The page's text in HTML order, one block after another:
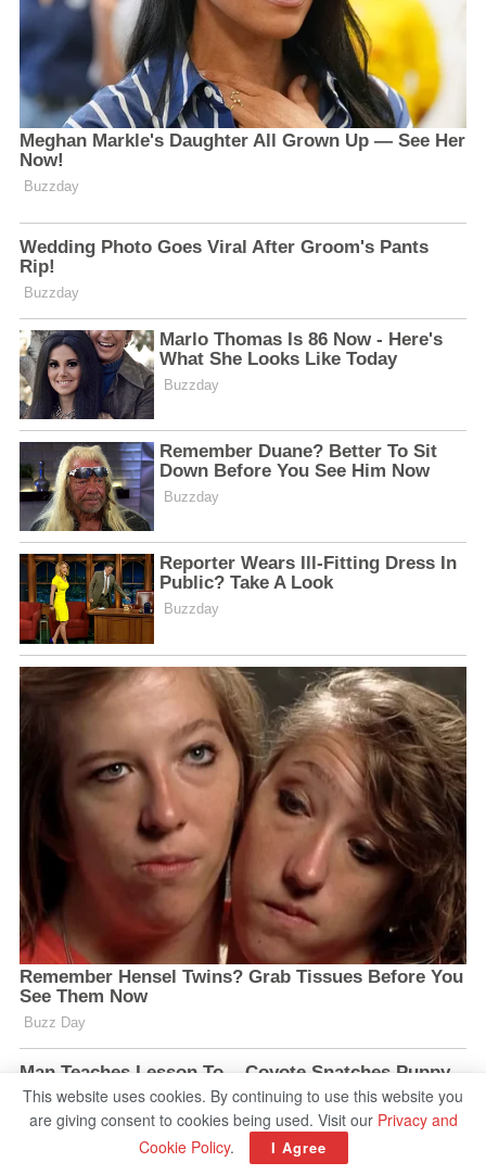
This website uses cookies. By continuing to use this website you
are giving consent to cookies being used. Visit our Privacy and
Cookie Policy. I Agree